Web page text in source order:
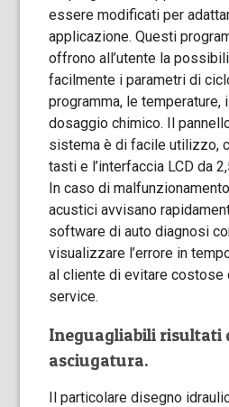
essere modificati per
applicazione. Questi
offrono all’utente la
facilmente i parametri di
programma, le
dosaggio chimico. Il
sistema è di facile utilizzo,
tasti e l’interfaccia LCD da
In caso di
acustici avvisano
software di auto diagnosi
visualizzare l’errore in
al cliente di evitare costose
service.
Ineguagliabili risultati
asciugatura.
Il particolare disegno